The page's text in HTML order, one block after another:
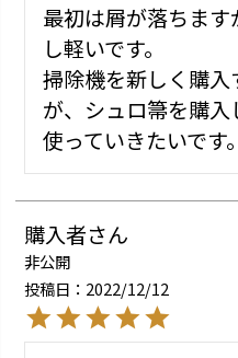
最初は屑が落ちま
し軽いです。
掃除機を新しく購
が、シュロ箒を購入
使っていきたいです。
購入者
非公開
投稿日
2022/12/12